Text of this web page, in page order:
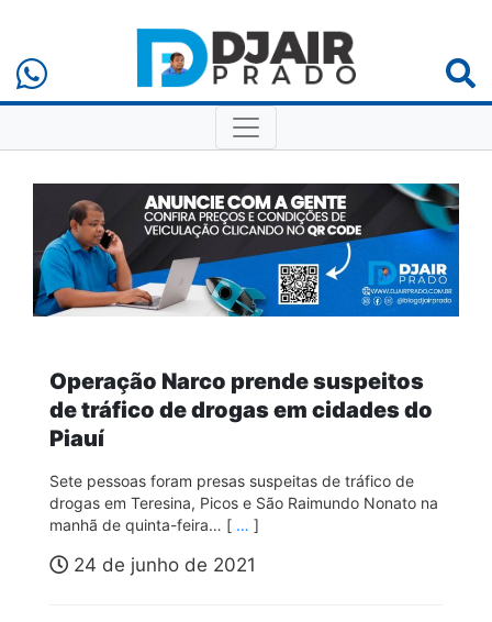
Operação Narco prende suspeitos
de tráfico de drogas em cidades do
Piauí
Sete pessoas foram presas suspeitas de tráfico de
drogas em Teresina, Picos e São Raimundo Nonato na
manhã de quinta-feira… [ … ]
24 de junho de 2021